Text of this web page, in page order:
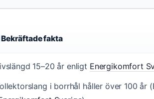
Bekräftade fakta
15–20 år enligt Energikomfort
i borrhål håller över 100